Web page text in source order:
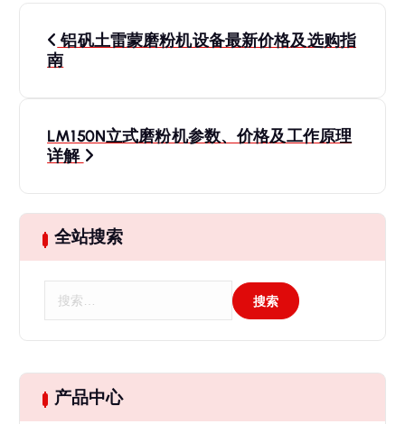
文
章
航
铝矾土雷蒙磨粉机设备最新价格及选购指
南
LM150N立式磨粉机参数、价格及工作原理
详解
全站搜索
产品中心